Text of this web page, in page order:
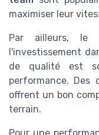
maximiser leur
Par ailleurs, le
l'investissement
de qualité est
performance. Des
offrent un bon
terrain.